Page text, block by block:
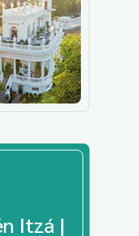
Itzá |